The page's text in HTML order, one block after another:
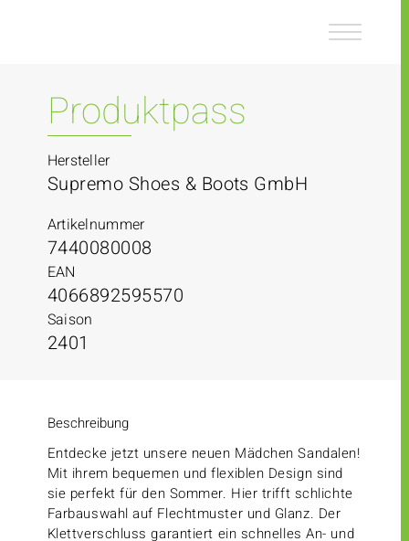
Produktpass
Hersteller
Supremo Shoes & Boots GmbH
Artikelnummer
7440080008
EAN
4066892595570
Saison
2401
Beschreibung
Entdecke jetzt unsere neuen Mädchen Sandalen!
Mit ihrem bequemen und flexiblen Design sind
sie perfekt für den Sommer. Hier trifft schlichte
Farbauswahl auf Flechtmuster und Glanz. Der
Klettverschluss garantiert ein schnelles An- und